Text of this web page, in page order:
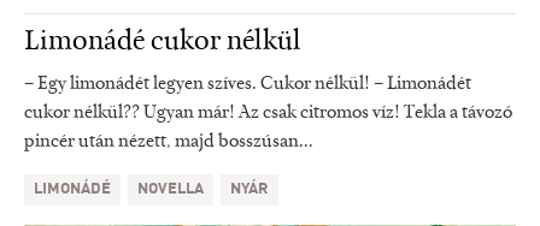
Limonádé cukor nélkül
– Egy limonádét legyen szíves. Cukor nélkül! – Limonádét
cukor nélkül?? Ugyan már! Az csak citromos víz! Tekla a távozó
pincér után nézett, majd bosszúsan...
LIMONÁDÉ NOVELLA NYÁR